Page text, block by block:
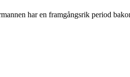
har en framgångsrik period